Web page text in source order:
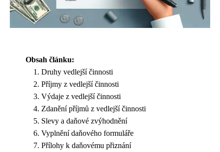
Obsah článku:
Druhy vedlejší činnosti
Příjmy z vedlejší činnosti
Výdaje z vedlejší činnosti
Zdanění příjmů z vedlejší činnosti
Slevy a daňové zvýhodnění
Vyplnění daňového formuláře
Přílohy k daňovému přiznání